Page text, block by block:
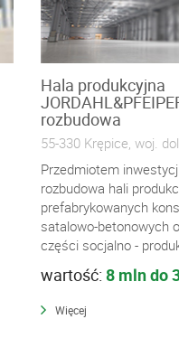
Hala produkcyjna
rozbudowa
55-330 Krępice, woj.
Przedmiotem
rozbudowa hali
prefabrykowanych
satalowo-betonowych
części socjalno -
wartość: 8 mln do
Więcej